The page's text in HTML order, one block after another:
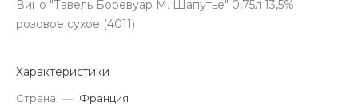
Вино "Тавель Боревуар М. Шапутье" 0,75л 13,5%
розовое сухое (4011)
Характеристики
Страна — Франция